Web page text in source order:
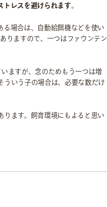
トレスを避けられます。
場合は、自動給餌機などを使い
りますので、一つはファウンテン
ますが、念のためもう一つは増
ういう子の場合は、必要な数だけ
ります。飼育環境にもよると思い